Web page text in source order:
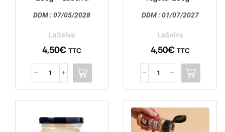
DDM :07/05/2028
LaSelva
4,50€ TTC
DDM : 01/07/2027
LaSelva
4,50€ TTC